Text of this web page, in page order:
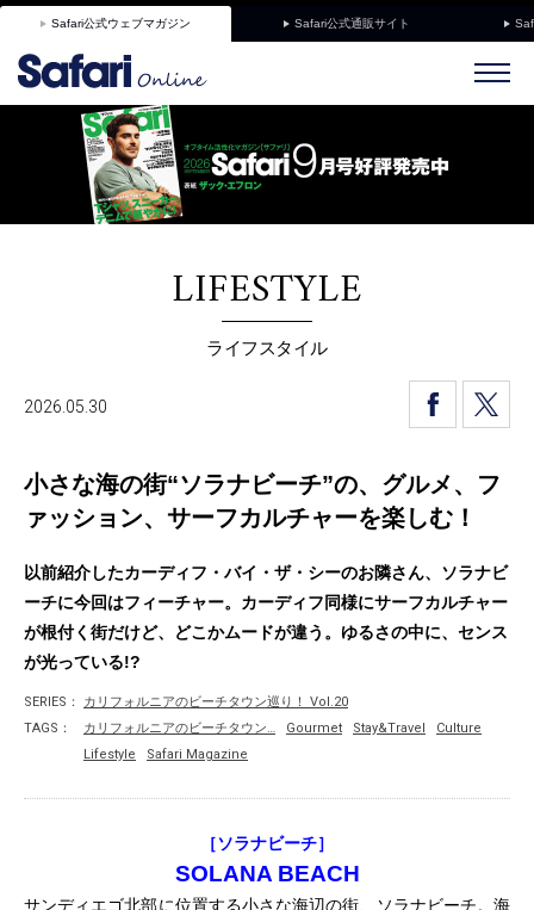
Safari公式ウェブマガジン Safari公式通販サイト
LIFESTYLE
ライフスタイル
2026.05.30
小さな海の街“ソラナビーチ”の、グルメ、フ
ァッション、サーフカルチャーを楽しむ！
以前紹介したカーディフ・バイ・ザ・シーのお隣さん、ソラナビ
ーチに今回はフィーチャー。カーディフ同様にサーフカルチャー
が根付く街だけど、どこかムードが違う。ゆるさの中に、センス
が光っている!?
SERIES：
カリフォルニアのビーチタウン巡り！ Vol.20
TAGS：
カリフォルニアのビーチタウン… Gourmet Stay&Travel
Culture
Lifestyle
Safari Magazine
［ソラナビーチ］
SOLANA BEACH
サンディエゴ北部に位置する小さな海辺の街、ソラナビーチ。海